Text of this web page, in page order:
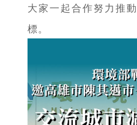
大家一起合作努力推
標。